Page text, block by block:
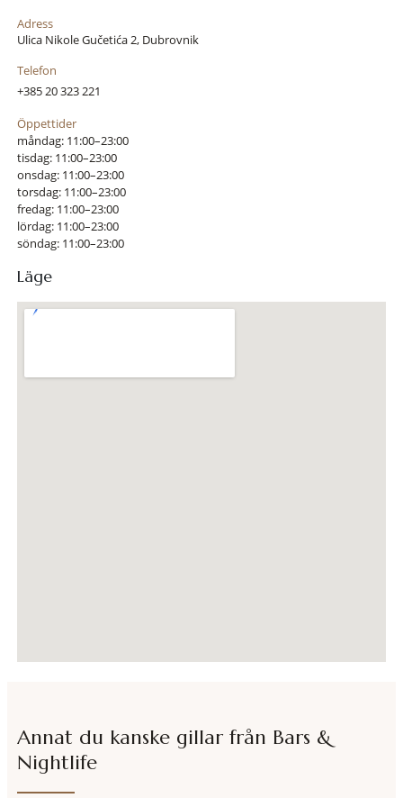
Adress
Ulica Nikole Gučetića 2, Dubrovnik
Telefon
+385 20 323 221
Öppettider
måndag: 11:00–23:00
tisdag: 11:00–23:00
onsdag: 11:00–23:00
torsdag: 11:00–23:00
fredag: 11:00–23:00
lördag: 11:00–23:00
söndag: 11:00–23:00
Läge
Annat du kanske gillar från Bars &
Nightlife